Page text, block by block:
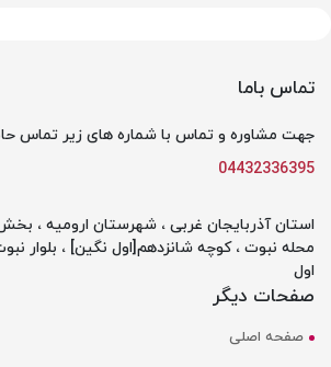
تماس باما
جهت مشاوره و تماس با شماره های زیر تماس
04432336395
استان آذربایجان غربی ، شهرستان ارومیه ،
اول
صفحات دیگر
صفحه اصلی